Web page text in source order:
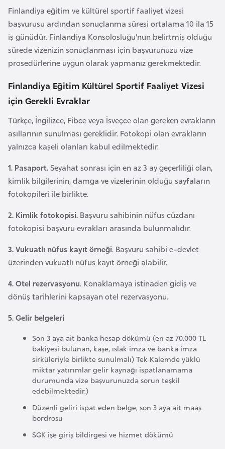
Finlandiya eğitim ve kültürel sportif faaliyet vizesi
başvurusu ardından sonuçlanma süresi ortalama 10 ila 15
iş günüdür. Finlandiya Konsolosluğu’nun belirtmiş olduğu
sürede vizenizin sonuçlanması için başvurunuzu vize
prosedürlerine uygun olarak yapmanız gerekmektedir.
Finlandiya Eğitim Kültürel Sportif Faaliyet Vizesi
için Gerekli Evraklar
Türkçe, İngilizce, Fibce veya İsveçce olan gereken evrakların
asıllarının sunulması gereklidir. Fotokopi olan evrakların
yalnızca kaşeli olanları kabul edilmektedir.
1. Pasaport.Seyahat sonrası için en az 3 ay geçerliliği olan,
kimlik bilgilerinin, damga ve vizelerinin olduğu sayfaların
fotokopileri ile birlikte.
2. Kimlik fotokopisi. Başvuru sahibinin nüfus cüzdanı
fotokopisi başvuru evrakları arasında bulunmalıdır.
3. Vukuatlı nüfus kayıt örneği. Başvuru sahibi e-devlet
üzerinden vukuatlı nüfus kayıt örneği alabilir.
4. Otel rezervasyonu. Konaklamaya istinaden gidiş ve
dönüş tarihlerini kapsayan otel rezervasyonu.
5. Gelir belgeleri
Son 3 aya ait banka hesap dökümü (en az 70.000 TL
bakiyesi bulunan, kaşe, ıslak imza ve banka imza
sirküleriyle birlikte sunulmalı) Tek Kalemde yüklü
miktar yatırımlar gelir kaynağı ispatlanamama
durumunda vize başvurunuzda sorun teşkil
edebilmektedir.)
Düzenli geliri ispat eden belge, son 3 aya ait maaş
bordrosu
SGK işe giriş bildirgesi ve hizmet dökümü
n
B
o
s
n
a
e
r
s
k
u
l
g
i
s
a